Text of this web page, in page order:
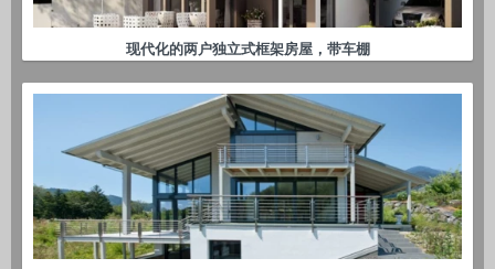
现代化的两户独立式框架房屋，带车棚